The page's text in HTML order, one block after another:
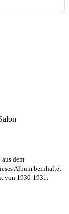
aus dem
Album beinhaltet
von 1930-1931.